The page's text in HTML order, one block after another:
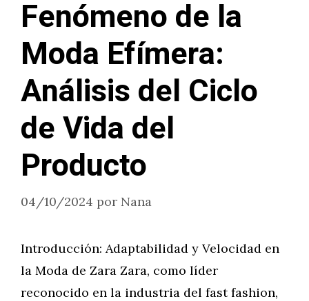
Fenómeno de la
Moda Efímera:
Análisis del Ciclo
de Vida del
Producto
04/10/2024 por Nana
Introducción: Adaptabilidad y Velocidad en
la Moda de Zara Zara, como líder
reconocido en la industria del fast fashion,